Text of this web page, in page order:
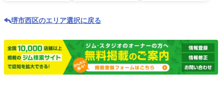
堺市西区のエリア選択に戻る